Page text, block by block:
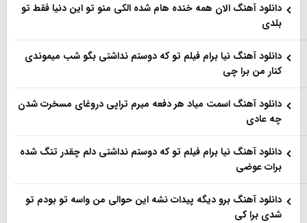
دانلود آهنگ الان همه خنده هام شده الکی منو تو این دنیا فقط تو
بلدی
دانلود آهنگ نیا برام فیلم تو‌ که دوستم نداشتی بگو شب میموندی
کنار من برا چی
دانلود آهنگ اسمت میاد هر دفعه میرم تراپی دروغای مسخرت شدن
چه عادی
دانلود آهنگ نیا برام فیلم تو‌ که دوستم نداشتی دلم چقدر تنگ شده
برات عوضی
دانلود آهنگ برو دیگه پیدات نشه این حوالی من واسه تو‌ بودم تو
شدی برا کی